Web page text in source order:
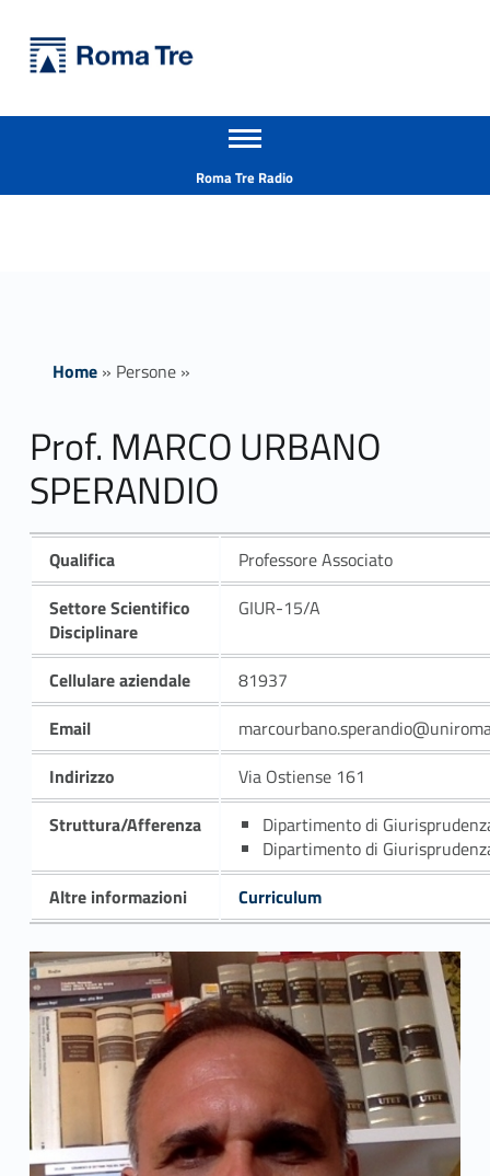
Prof. MARCO URBANO SPERANDIO ricerca - Università Roma Tre
Apri il menu secondario
Roma Tre Radio
Home» Persone»
Prof. MARCO URBANO
SPERANDIO
Qualifica
Professore Associato
Settore Scientifico
Disciplinare
GIUR-15/A
Cellulare aziendale
81937
Email
Indirizzo
Via Ostiense 161
Struttura/Afferenza
Dipartimento di
Dipartimento di
Altre informazioni
Curriculum